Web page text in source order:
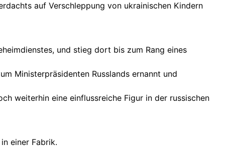
auf Verschleppung von ukrainischen Kindern
und stieg dort bis zum Rang eines
Ministerpräsidenten Russlands ernannt und
weiterhin eine einflussreiche Figur in der russischen
einer Fabrik.